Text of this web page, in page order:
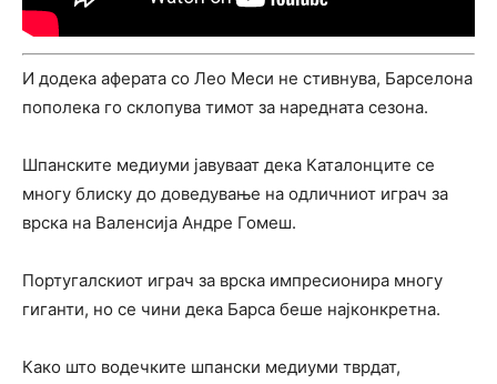
И додека аферата со Лео Меси не стивнува, Барселона
пополека го склопува тимот за наредната сезона.
Шпанските медиуми јавуваат дека Каталонците се
многу блиску до доведување на одличниот играч за
врска на Валенсија Андре Гомеш.
Португалскиот играч за врска импресионира многу
гиганти, но се чини дека Барса беше најконкретна.
Како што водечките шпански медиуми тврдат,